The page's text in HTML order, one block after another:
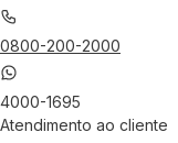
0800-200-2000
4000-1695
Atendimento ao cliente